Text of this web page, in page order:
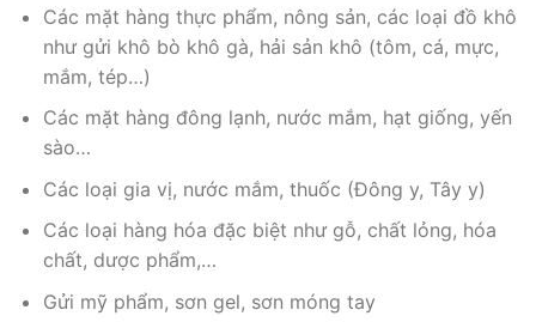
Các mặt hàng thực phẩm, nông sản, các loại đồ khô
như gửi khô bò khô gà, hải sản khô (tôm, cá, mực,
mắm, tép…)
Các mặt hàng đông lạnh, nước mắm, hạt giống, yến
sào…
Các loại gia vị, nước mắm, thuốc (Đông y, Tây y)
Các loại hàng hóa đặc biệt như gỗ, chất lỏng, hóa
chất, dược phẩm,…
Gửi mỹ phẩm, sơn gel, sơn móng tay